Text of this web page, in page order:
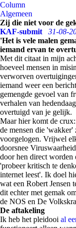
Column
Algemeen
Zij die niet voor de
KAF-submit
31-08-
'Het is vele malen
iemand ervan te
Met dit citaat in mijn
hoeveel mensen in
verworven
iemand weer een
gemengde gevoel van
verhalen van
overtuigd van je gelijk.
Maar hier komt de
de mensen die
voorgelogen. Vrijwel
doorsnee
door hen direct worden
'probeer kritisch te
internet leest'. Ik doel
wat een Robert Jensen
dit echter met gemak
de NOS en De
De aftakeling
Ik heb het pleidooi al